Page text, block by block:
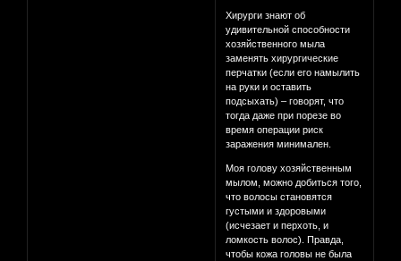
Хирурги знают об
удивительной способности
хозяйственного мыла
заменять хирургические
перчатки (если его намылить
на руки и оставить
подсыхать) – говорят, что
тогда даже при порезе во
время операции риск
заражения минимален.
Моя голову хозяйственным
мылом, можно добиться того,
что волосы становятся
густыми и здоровыми
(исчезает и перхоть, и
ломкость волос). Правда,
чтобы кожа головы не была